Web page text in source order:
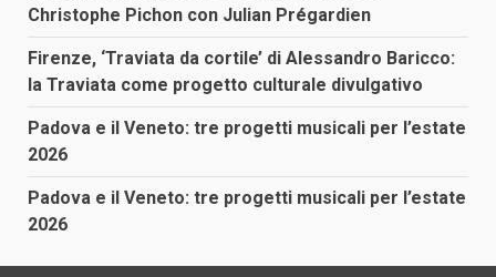
Christophe Pichon con Julian Prégardien
Firenze, ‘Traviata da cortile’ di Alessandro Baricco:
la Traviata come progetto culturale divulgativo
Padova e il Veneto: tre progetti musicali per l’estate
2026
Padova e il Veneto: tre progetti musicali per l’estate
2026